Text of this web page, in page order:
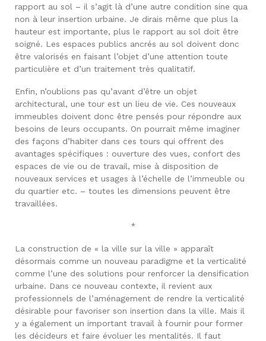
rapport au sol – il s’agit là d’une autre condition sine qua
non à leur insertion urbaine. Je dirais même que plus la
hauteur est importante, plus le rapport au sol doit être
soigné. Les espaces publics ancrés au sol doivent donc
être valorisés en faisant l’objet d’une attention toute
particulière et d’un traitement très qualitatif.
Enfin, n’oublions pas qu’avant d’être un objet
architectural, une tour est un lieu de vie. Ces nouveaux
immeubles doivent donc être pensés pour répondre aux
besoins de leurs occupants. On pourrait même imaginer
des façons d’habiter dans ces tours qui offrent des
avantages spécifiques : ouverture des vues, confort des
espaces de vie ou de travail, mise à disposition de
nouveaux services et usages à l’échelle de l’immeuble ou
du quartier etc. – toutes les dimensions peuvent être
travaillées.
*
La construction de « la ville sur la ville » apparaît
désormais comme un nouveau paradigme et la verticalité
comme l’une des solutions pour renforcer la densification
urbaine. Dans ce nouveau contexte, il revient aux
professionnels de l’aménagement de rendre la verticalité
désirable pour favoriser son insertion dans la ville. Mais il
y a également un important travail à fournir pour former
les décideurs et faire évoluer les mentalités. Il faut